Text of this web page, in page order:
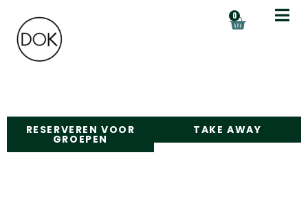
0
RESERVEREN VOOR
GROEPEN
TAKE AWAY